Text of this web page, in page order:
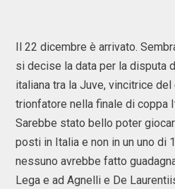
Il 22 dicembre è arrivato.
si decise la data per la disputa
italiana tra la Juve, vincitrice
trionfatore nella finale di coppa
Sarebbe stato bello poter
posti in Italia e non in un uno di
nessuno avrebbe fatto
Lega e ad Agnelli e De